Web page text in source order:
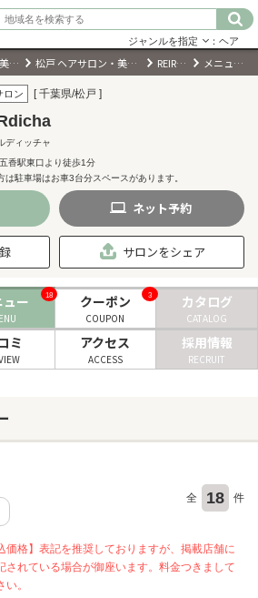
イン
録 （無料）
ジャンルを指定 ：ヘア
千葉県 ヘアサロン・美容室・美容院 松戸 ヘアサロン・美容室・美容院 REIRdicha メニュー・料金
ロン [ 千葉県/松戸 ]
ディッチャ
香駅東口より徒歩1分
は駐車場はお車3台分スペースがあります。
ネット予約
サロンをシェア
ュー 18 クーポン
COUPON
3 カタログ
CATALOG
ミ アクセス
ACCESS
採用情報
RECRUIT
全
18 件
価格】表記を推奨しておりますが、掲載店舗に
されている場合が御座います。料金つきまして
。